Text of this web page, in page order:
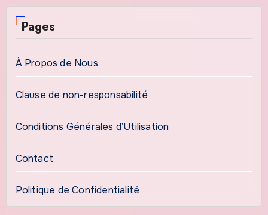
Pages
À Propos de Nous
Clause de non-responsabilité
Conditions Générales d’Utilisation
Contact
Politique de Confidentialité